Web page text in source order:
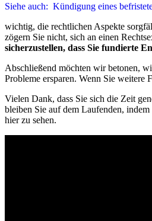
Siehe auch: Kündigung eines
wichtig, die rechtlichen Aspekte
zögern Sie nicht, sich an einen
sicherzustellen, dass Sie fundierte
Abschließend möchten wir betonen,
Probleme ersparen. Wenn Sie weitere
Vielen Dank, dass Sie sich die Zeit
bleiben Sie auf dem Laufenden,
hier zu sehen.